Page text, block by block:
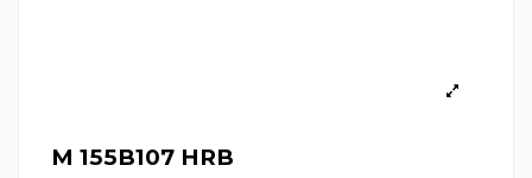
M 155B107 HRB